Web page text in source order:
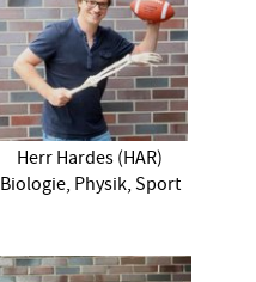
Herr Hardes (HAR)
Biologie, Physik, Sport